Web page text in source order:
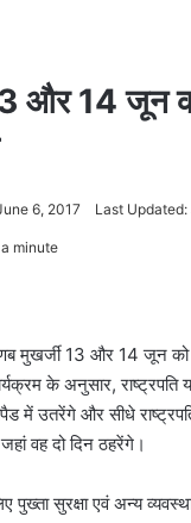
और 14 जून
6, 2017 Last
minute
मुखर्जी 13 और 14 जून को
के अनुसार, राष्ट्रपति
में उतरेंगे और सीधे
वह दो दिन ठहरेंगे।
पुख्ता सुरक्षा एवं अन्य